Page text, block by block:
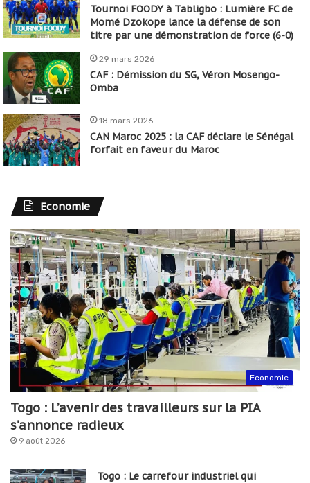
Tournoi FOODY à Tabligbo : Lumière FC de
Momé Dzokope lance la défense de son
titre par une démonstration de force (6-0)
29 mars 2026
CAF : Démission du SG, Véron Mosengo-
Omba
18 mars 2026
CAN Maroc 2025 : la CAF déclare le Sénégal
forfait en faveur du Maroc
Economie
Economie
Togo : L’avenir des travailleurs sur la PIA
s’annonce radieux
9 août 2026
Togo : Le carrefour industriel qui